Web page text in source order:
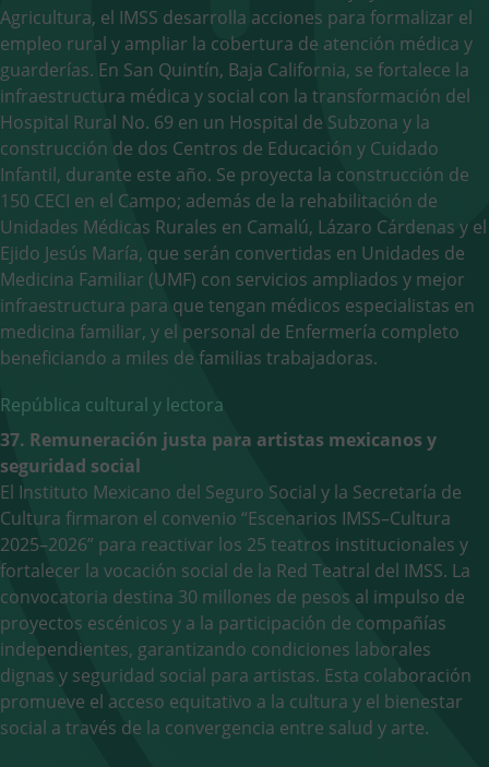
Agricultura, el IMSS desarrolla acciones para formalizar el
empleo rural y ampliar la cobertura de atención médica y
guarderías. En San Quintín, Baja California, se fortalece la
infraestructura médica y social con la transformación del
Hospital Rural No. 69 en un Hospital de Subzona y la
construcción de dos Centros de Educación y Cuidado
Infantil, durante este año. Se proyecta la construcción de
150 CECI en el Campo; además de la rehabilitación de
Unidades Médicas Rurales en Camalú, Lázaro Cárdenas y el
Ejido Jesús María, que serán convertidas en Unidades de
Medicina Familiar (UMF) con servicios ampliados y mejor
infraestructura para que tengan médicos especialistas en
medicina familiar, y el personal de Enfermería completo
beneficiando a miles de familias trabajadoras.
República cultural y lectora
37. Remuneración justa para artistas mexicanos y
seguridad social
El Instituto Mexicano del Seguro Social y la Secretaría de
Cultura firmaron el convenio “Escenarios IMSS–Cultura
2025–2026” para reactivar los 25 teatros institucionales y
fortalecer la vocación social de la Red Teatral del IMSS. La
convocatoria destina 30 millones de pesos al impulso de
proyectos escénicos y a la participación de compañías
independientes, garantizando condiciones laborales
dignas y seguridad social para artistas. Esta colaboración
promueve el acceso equitativo a la cultura y el bienestar
social a través de la convergencia entre salud y arte.